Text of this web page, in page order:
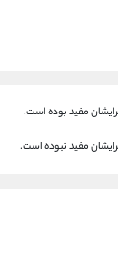
مفید بوده است.
مفید نبوده است.